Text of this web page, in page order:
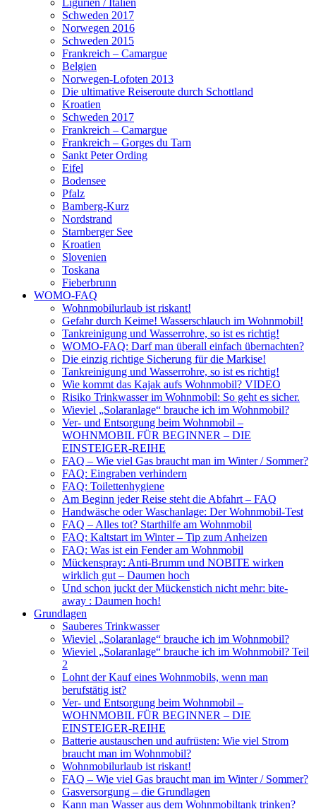
Schweden 2017
Norwegen 2016
Schweden 2015
Frankreich – Camargue
Belgien
Norwegen-Lofoten 2013
Die ultimative Reiseroute durch Schottland
Kroatien
Schweden 2017
Frankreich – Camargue
Frankreich – Gorges du Tarn
Sankt Peter Ording
Eifel
Bodensee
Pfalz
Bamberg-Kurz
Nordstrand
Starnberger See
Kroatien
Slovenien
Toskana
Fieberbrunn
WOMO-FAQ
Wohnmobilurlaub ist riskant!
Gefahr durch Keime! Wasserschlauch im Wohnmobil!
Tankreinigung und Wasserrohre, so ist es richtig!
WOMO-FAQ: Darf man überall einfach übernachten?
Die einzig richtige Sicherung für die Markise!
Tankreinigung und Wasserrohre, so ist es richtig!
Wie kommt das Kajak aufs Wohnmobil? VIDEO
Risiko Trinkwasser im Wohnmobil: So geht es sicher.
Wieviel „Solaranlage“ brauche ich im Wohnmobil?
Ver- und Entsorgung beim Wohnmobil –
WOHNMOBIL FÜR BEGINNER – DIE
EINSTEIGER-REIHE
FAQ – Wie viel Gas braucht man im Winter / Sommer?
FAQ: Eingraben verhindern
FAQ: Toilettenhygiene
Am Beginn jeder Reise steht die Abfahrt – FAQ
Handwäsche oder Waschanlage: Der Wohnmobil-Test
FAQ – Alles tot? Starthilfe am Wohnmobil
FAQ: Kaltstart im Winter – Tip zum Anheizen
FAQ: Was ist ein Fender am Wohnmobil
Mückenspray: Anti-Brumm und NOBITE wirken
wirklich gut – Daumen hoch
Und schon juckt der Mückenstich nicht mehr: bite-
away : Daumen hoch!
Grundlagen
Sauberes Trinkwasser
Wieviel „Solaranlage“ brauche ich im Wohnmobil?
Wieviel „Solaranlage“ brauche ich im Wohnmobil? Teil
2
Lohnt der Kauf eines Wohnmobils, wenn man
berufstätig ist?
Ver- und Entsorgung beim Wohnmobil –
WOHNMOBIL FÜR BEGINNER – DIE
EINSTEIGER-REIHE
Batterie austauschen und aufrüsten: Wie viel Strom
braucht man im Wohnmobil?
Wohnmobilurlaub ist riskant!
FAQ – Wie viel Gas braucht man im Winter / Sommer?
Gasversorgung – die Grundlagen
Kann man Wasser aus dem Wohnmobiltank trinken?